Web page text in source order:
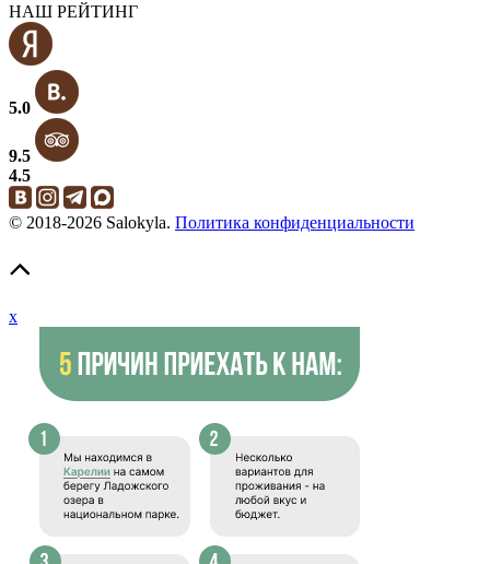
НАШ РЕЙТИНГ
5.0
9.5
4.5
© 2018-2026 Salokyla. Политика конфиденциальности
x